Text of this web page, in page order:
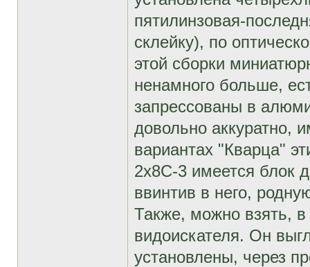
пятилинзовая-
склейку), по
этой сборки
ненамного больше,
запрессованы в
довольно аккуратно,
вариантах "Кварца"
2х8С-3 имеется блок
ввинтив в него,
Также, можно взять, в
видоискателя. Он
установлены, через